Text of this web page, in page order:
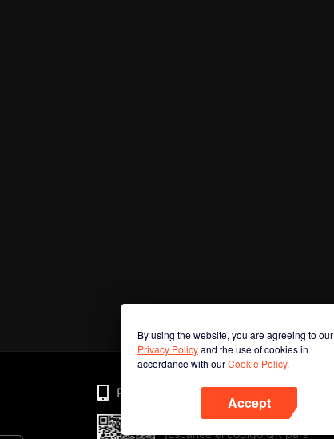
By using the website, you are agreeing to our
Privacy Policyand the use of cookies in
accordance with ourCookie Policy.
Accept
Phone
¡Escanee el código QR para